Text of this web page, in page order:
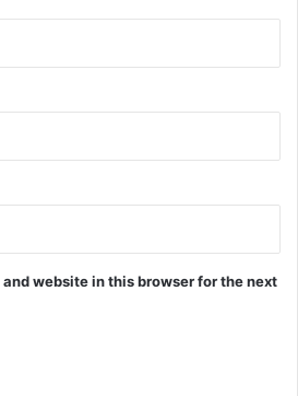
website in this browser for the next